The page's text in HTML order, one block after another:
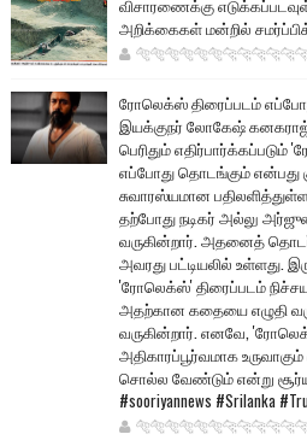
விசாரணைக்கு
அறிக்கைகள் மன்றில்
ரோலெக்ஸ் திரைப்படம்
இயக்குநர் லோகேஷ் கனகராஜ்
பெரிதும்
எப்போது தொடங்கும் என்பது
சுவாரஸ்யமான
தற்போது நடிகர் அல்லு
வருகின்றார். அதனைத்
அவரது பட்டியலில் உள்ளது.
'ரோலெக்ஸ்' திரைப்படம்
அதற்கான கதையை எழுதி
வருகின்றார். எனவே,
அதிகாரப்பூர்வமாக
சொல்ல வேண்டும் என்று
#sooriyannews #Srilanka